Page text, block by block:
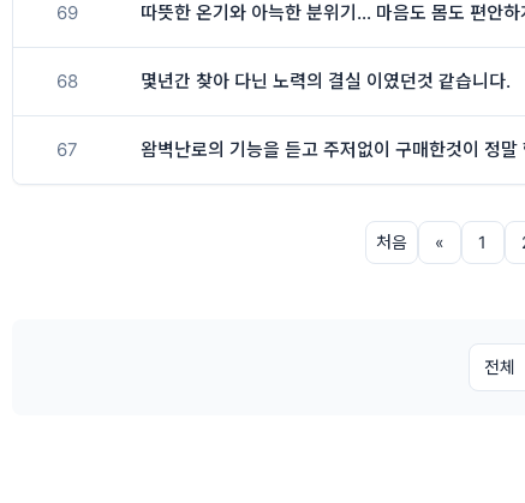
69 따뜻한 온기와 아늑한 분위기… 마음도 몸도 편안하
68 몇년간 찾아 다닌 노력의 결실 이였던것 같습니다.
67 왐벽난로의 기능을 듣고 주저없이 구매한것이 정말
처음 « 1